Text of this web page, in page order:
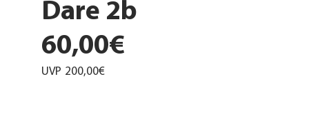
Dare 2b
60,00€
UVP 200,00€